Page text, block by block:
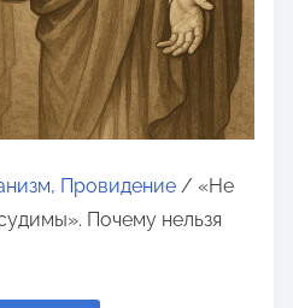
Провидение / «Не
Почему нельзя